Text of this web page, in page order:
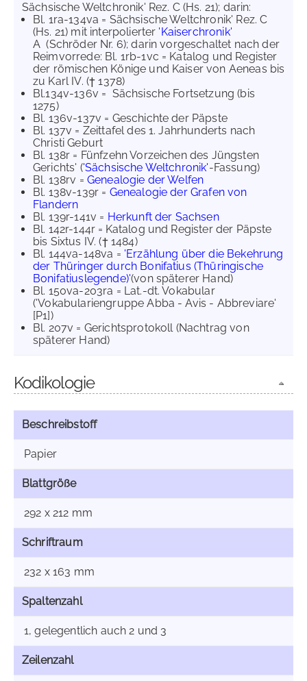
Sächsische Weltchronik' Rez. C (Hs. 21); darin:
Bl. 1ra-134va = Sächsische Weltchronik' Rez. C
(Hs. 21) mit interpolierter 'Kaiserchronik'
A (Schröder Nr. 6); darin vorgeschaltet nach der
Reimvorrede: Bl. 1rb-1vc = Katalog und Register
der römischen Könige und Kaiser von Aeneas bis
zu Karl IV. († 1378)
Bl.134v-136v = Sächsische Fortsetzung (bis
1275)
Bl. 136v-137v = Geschichte der Päpste
Bl. 137v = Zeittafel des 1. Jahrhunderts nach
Christi Geburt
Bl. 138r = Fünfzehn Vorzeichen des Jüngsten
Gerichts' ('Sächsische Weltchronik'-Fassung)
Bl. 138rv = Genealogie der Welfen
Bl. 138v-139r = Genealogie der Grafen von
Flandern
Bl. 139r-141v = Herkunft der Sachsen
Bl. 142r-144r = Katalog und Register der Päpste
bis Sixtus IV. († 1484)
Bl. 144va-148va = 'Erzählung über die Bekehrung
der Thüringer durch Bonifatius (Thüringische
Bonifatiuslegende)'(von späterer Hand)
Bl. 150va-203ra = Lat.-dt. Vokabular
('Vokabulariengruppe Abba - Avis - Abbreviare'
[P1])
Bl. 207v = Gerichtsprotokoll (Nachtrag von
späterer Hand)
Kodikologie
Beschreibstoff
Papier
Blattgröße
292 x 212 mm
Schriftraum
232 x 163 mm
Spaltenzahl
1, gelegentlich auch 2 und 3
Zeilenzahl